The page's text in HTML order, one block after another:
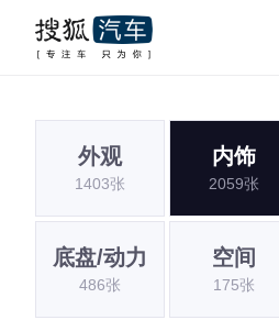
外观
1403张
内饰
2059张
底盘/动力
486张
空间
175张